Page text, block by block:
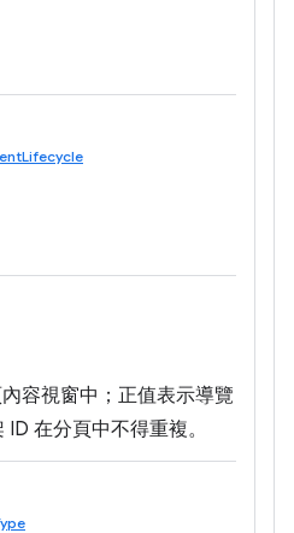
容視窗中；正值表示導覽
在分頁中不得重複。